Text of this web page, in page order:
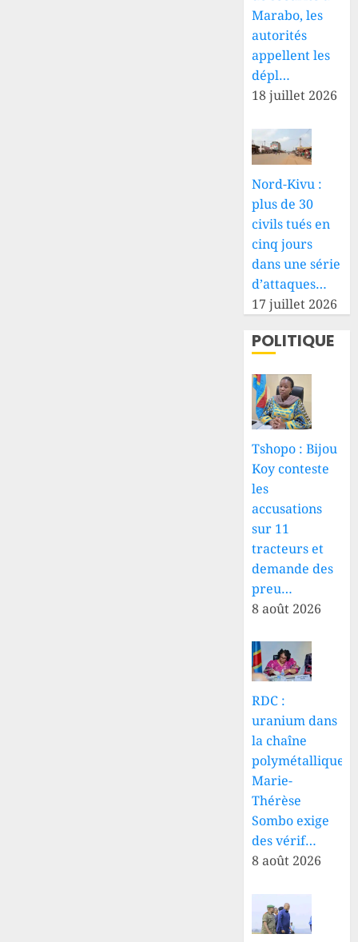
Marabo, les
autorités
appellent les
dépl…
18 juillet 2026
Nord-Kivu :
plus de 30
civils tués en
cinq jours
dans une série
d’attaques…
17 juillet 2026
POLITIQUE
Tshopo : Bijou
Koy conteste
les
accusations
sur 11
tracteurs et
demande des
preu…
8 août 2026
RDC :
uranium dans
la chaîne
polymétallique,
Marie-
Thérèse
Sombo exige
des vérif…
8 août 2026